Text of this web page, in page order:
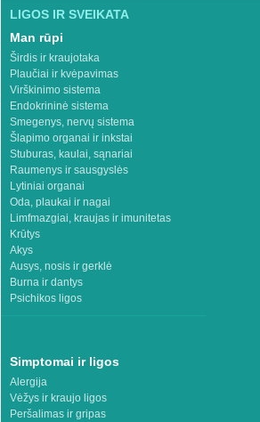
LIGOS IR SVEIKATA
Man rūpi
Širdis ir kraujotaka
Plaučiai ir kvėpavimas
Virškinimo sistema
Endokrininė sistema
Smegenys, nervų sistema
Šlapimo organai ir inkstai
Stuburas, kaulai, sąnariai
Raumenys ir sausgyslės
Lytiniai organai
Oda, plaukai ir nagai
Limfmazgiai, kraujas ir imunitetas
Krūtys
Akys
Ausys, nosis ir gerklė
Burna ir dantys
Psichikos ligos
Simptomai ir ligos
Alergija
Vėžys ir kraujo ligos
Peršalimas ir gripas